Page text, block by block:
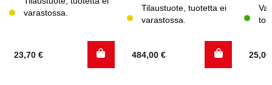
varastossa.
23,70 €
Tilaustuote, tuotetta ei
varastossa.
484,00 €